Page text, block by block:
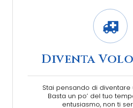
Diventa
Stai pensando di diventare
Basta un po’ del tuo
entusiasmo, non ti